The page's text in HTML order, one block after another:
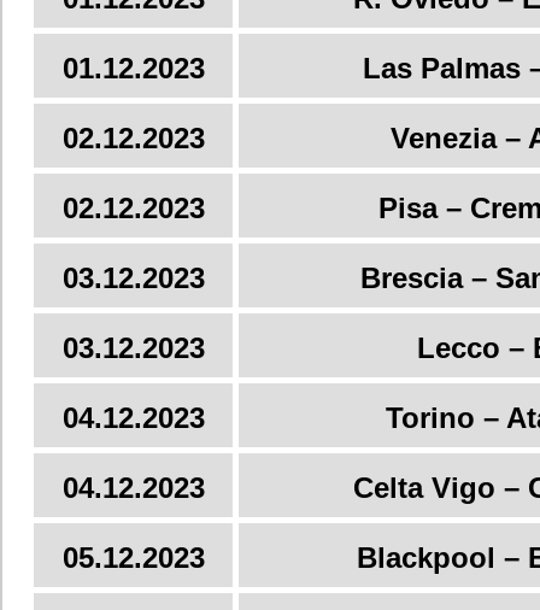
01.12.2023 Las Palmas
02.12.2023 Venezia –
02.12.2023 Pisa –
03.12.2023 Brescia –
03.12.2023 Lecco –
04.12.2023 Torino –
04.12.2023 Celta Vigo –
05.12.2023 Blackpool –